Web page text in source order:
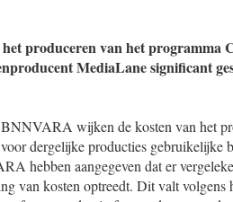
produceren van het programma
MediaLane significant
wijken de kosten van het
dergelijke producties gebruikelijke
hebben aangegeven dat er
van kosten optreedt. Dit valt